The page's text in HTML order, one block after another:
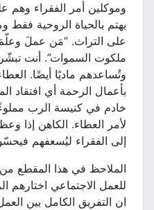
وموكلين أمر الفقراء وهم
يهتم بالحياة الروحية فقط
على التراث. “مَن عملَ
ملكوت السموات”. أنت تبشّر
وتُساعدهم ماديًا أيضًا.
بأعمال الرحمة أي افتقاد
خادم في كنيسة الرب
لأمر العطاء. الكاهن إذا وعظ
إلى الفقراء ليُسعفهم فيحسّوا
الملاحظ في هذا المقطع من
للعمل الاجتماعي اختارهم
ان التفريق الكامل بين